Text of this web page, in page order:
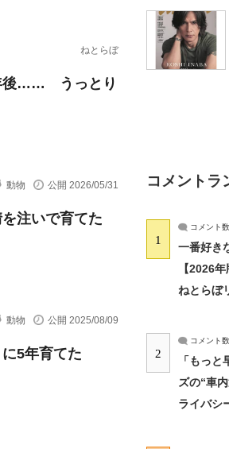
ねとらぼ
後…… うっとり
動物 公開 2026/05/31
注いで育てた
動物 公開 2025/08/09
5年育てた
コメントラ
1
コメント数
一番好き
【2026
ねとらぼ
2
コメント数
「もっ
ズの“車
ライバシ